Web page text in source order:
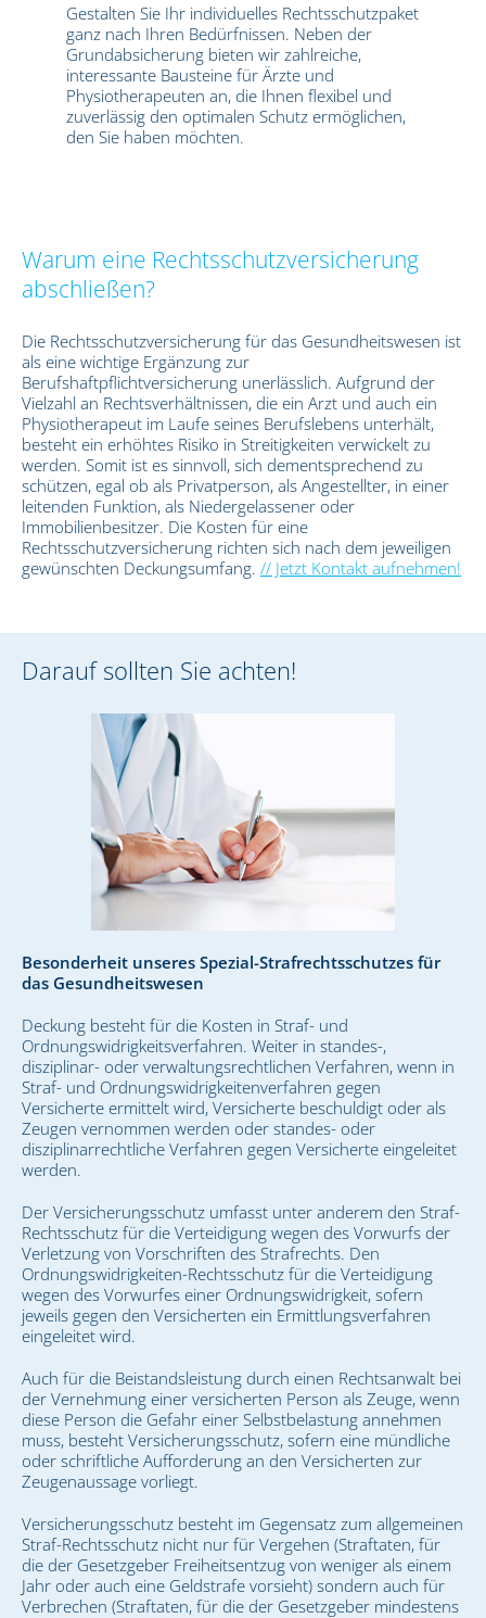
Gestalten Sie Ihr individuelles Rechtsschutzpaket
ganz nach Ihren Bedürfnissen. Neben der
Grundabsicherung bieten wir zahlreiche,
interessante Bausteine für Ärzte und
Physiotherapeuten an, die Ihnen flexibel und
zuverlässig den optimalen Schutz ermöglichen,
den Sie haben möchten.
Warum eine Rechtsschutzversicherung
abschließen?
Die Rechtsschutzversicherung für das Gesundheitswesen ist
als eine wichtige Ergänzung zur
Berufshaftpflichtversicherung unerlässlich. Aufgrund der
Vielzahl an Rechtsverhältnissen, die ein Arzt und auch ein
Physiotherapeut im Laufe seines Berufslebens unterhält,
besteht ein erhöhtes Risiko in Streitigkeiten verwickelt zu
werden. Somit ist es sinnvoll, sich dementsprechend zu
schützen, egal ob als Privatperson, als Angestellter, in einer
leitenden Funktion, als Niedergelassener oder
Immobilienbesitzer. Die Kosten für eine
Rechtsschutzversicherung richten sich nach dem jeweiligen
gewünschten Deckungsumfang. // Jetzt Kontakt aufnehmen!
Darauf sollten Sie achten!
Besonderheit unseres Spezial-Strafrechtsschutzes für
das Gesundheitswesen
Deckung besteht für die Kosten in Straf- und
Ordnungswidrigkeitsverfahren. Weiter in standes-,
disziplinar- oder verwaltungsrechtlichen Verfahren, wenn in
Straf- und Ordnungswidrigkeitenverfahren gegen
Versicherte ermittelt wird, Versicherte beschuldigt oder als
Zeugen vernommen werden oder standes- oder
disziplinarrechtliche Verfahren gegen Versicherte eingeleitet
werden.
Der Versicherungsschutz umfasst unter anderem den Straf-
Rechtsschutz für die Verteidigung wegen des Vorwurfs der
Verletzung von Vorschriften des Strafrechts. Den
Ordnungswidrigkeiten-Rechtsschutz für die Verteidigung
wegen des Vorwurfes einer Ordnungswidrigkeit, sofern
jeweils gegen den Versicherten ein Ermittlungsverfahren
eingeleitet wird.
Auch für die Beistandsleistung durch einen Rechtsanwalt bei
der Vernehmung einer versicherten Person als Zeuge, wenn
diese Person die Gefahr einer Selbstbelastung annehmen
muss, besteht Versicherungsschutz, sofern eine mündliche
oder schriftliche Aufforderung an den Versicherten zur
Zeugenaussage vorliegt.
Versicherungsschutz besteht im Gegensatz zum allgemeinen
Straf-Rechtsschutz nicht nur für Vergehen (Straftaten, für
die der Gesetzgeber Freiheitsentzug von weniger als einem
Jahr oder auch eine Geldstrafe vorsieht) sondern auch für
Verbrechen (Straftaten, für die der Gesetzgeber mindestens